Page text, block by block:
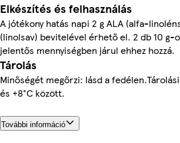
Elkészítés és felhasználás
A jótékony hatás napi 2 g ALA (alfa-
(linolsav) bevitelével érhető el. 2 db 10 g-
jelentős mennyiségben járul ehhez hozzá.
Tárolás
Minőségét megőrzi: lásd a
és +8°C között.
További információ